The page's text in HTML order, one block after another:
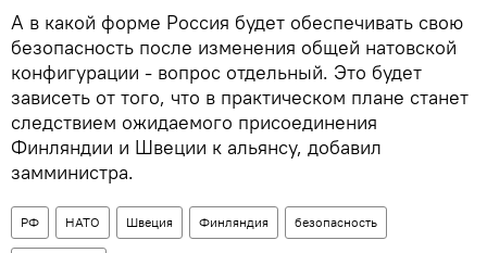
А в какой форме Россия будет обеспечивать свою
безопасность после изменения общей натовской
конфигурации - вопрос отдельный. Это будет
зависеть от того, что в практическом плане станет
следствием ожидаемого присоединения
Финляндии и Швеции к альянсу, добавил
замминистра.
РФ НАТО Швеция Финляндия безопасность